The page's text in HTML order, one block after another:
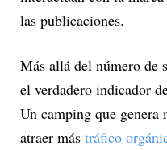
las publicaciones.
Más allá del número de
el verdadero indicador
Un camping que genera
atraer más tráfico